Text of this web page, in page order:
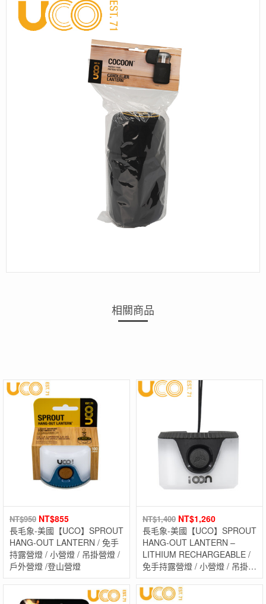
相關商品
NT$950 NT$855
長毛象-美國【UCO】SPROUT
HANG-OUT LANTERN / 免手
持露營燈 / 小營燈 / 吊掛營燈 /
戶外營燈 /登山營燈
NT$1,400 NT$1,260
長毛象-美國【UCO】SPROUT
HANG-OUT LANTERN –
LITHIUM RECHARGEABLE /
免手持露營燈 / 小營燈 / 吊掛營
燈 / 戶外營燈 /登山營燈